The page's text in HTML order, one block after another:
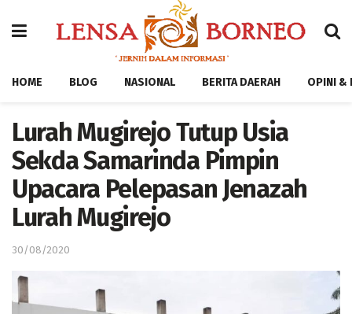
HOME BLOG NASIONAL BERITA DAERAH OPINI &
Lurah Mugirejo Tutup Usia
Sekda Samarinda Pimpin
Upacara Pelepasan Jenazah
Lurah Mugirejo
30/08/2020